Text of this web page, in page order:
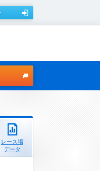
レース場
データ